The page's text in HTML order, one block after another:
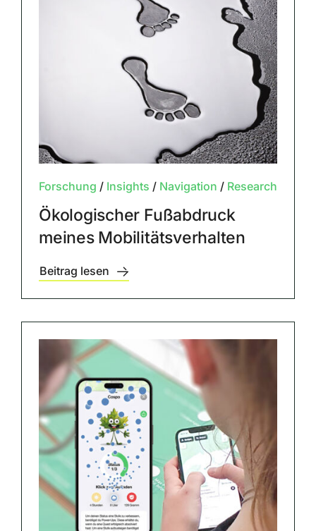
Forschung / Insights / Navigation / Research
Ökologischer Fußabdruck
meines Mobilitätsverhalten
Beitrag lesen